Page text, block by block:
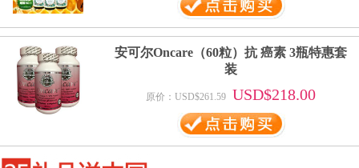
安可尔Oncare（60粒）抗 癌素 3瓶特惠套
装
原价：USD$261.59 USD$218.00